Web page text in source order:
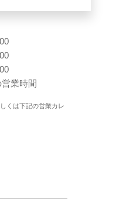
営業時間
くは下記の営業カレ